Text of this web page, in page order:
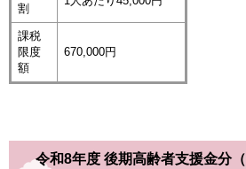
割
課税
限度
額
670,000円
令和8年度 後期高齢者支援金分